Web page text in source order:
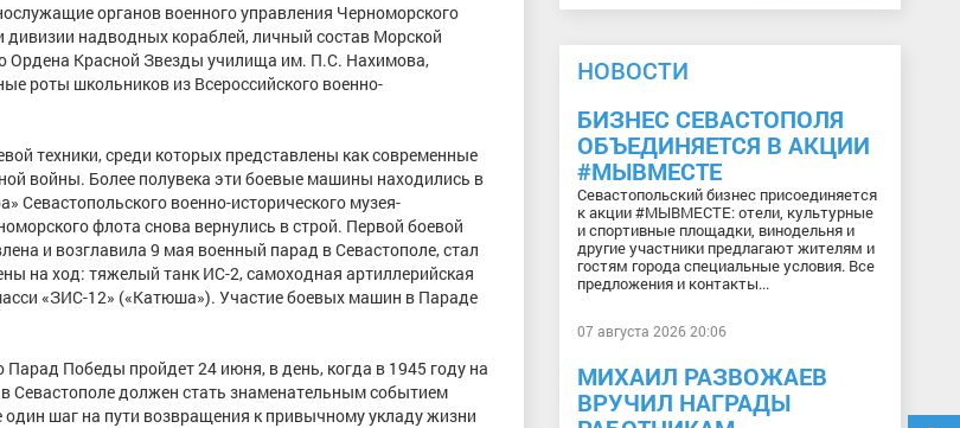
органов военного управления Черноморского
надводных кораблей, личный состав Морской
Ордена Красной Звезды училища им. П.С. Нахимова,
роты школьников из Всероссийского военно-
техники, среди которых представлены как современные
войны. Более полувека эти боевые машины находились в
Севастопольского военно-исторического музея-
флота снова вернулись в строй. Первой боевой
и возглавила 9 мая военный парад в Севастополе, стал
на ход: тяжелый танк ИС-2, самоходная артиллерийская
«ЗИС-12» («Катюша»). Участие боевых машин в Параде
Победы пройдет 24 июня, в день, когда в 1945 году на
Севастополе должен стать знаменательным событием
шаг на пути возвращения к привычному укладу жизни
НОВОСТИ
БИЗНЕС СЕВАСТОПОЛЯ
ОБЪЕДИНЯЕТСЯ В АКЦИИ
#МЫВМЕСТЕ
Севастопольский бизнес присоединяется
к акции #МЫВМЕСТЕ: отели, культурные
и спортивные площадки, винодельня и
другие участники предлагают жителям и
гостям города специальные условия. Все
предложения и контакты...
07 августа 2026 20:06
МИХАИЛ РАЗВОЖАЕВ
ВРУЧИЛ НАГРАДЫ